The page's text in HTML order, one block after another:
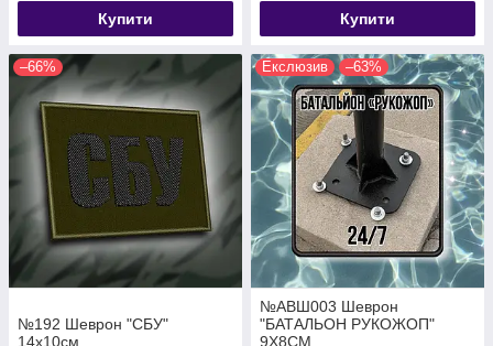
Купити Купити
–66%
№192 Шеврон "СБУ"
14х10см
Екслюзив –63%
№АВШ003 Шеврон
"БАТАЛЬОН РУКОЖОП"
9Х8СМ